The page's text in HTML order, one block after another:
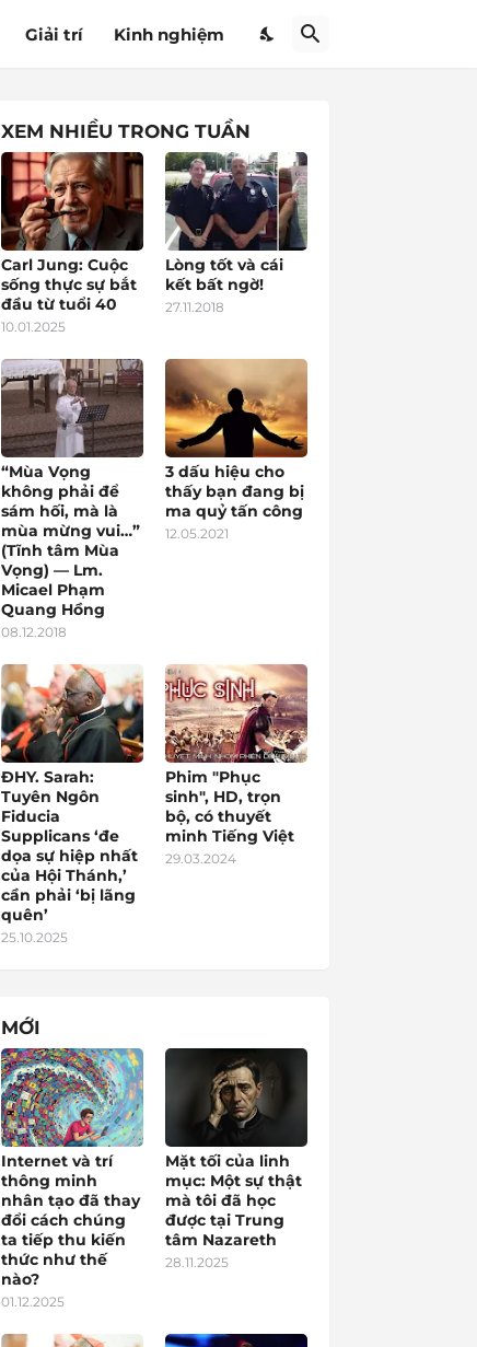
Giải trí Kinh nghiệm
XEM NHIỀU TRONG TUẦN
Carl Jung: Cuộc
sống thực sự bắt
đầu từ tuổi 40
10.01.2025
Lòng tốt và cái
kết bất ngờ!
27.11.2018
“Mùa Vọng
không phải để
sám hối, mà là
mùa mừng vui…”
(Tĩnh tâm Mùa
Vọng) — Lm.
Micael Phạm
Quang Hồng
08.12.2018
3 dấu hiệu cho
thấy bạn đang bị
ma quỷ tấn công
12.05.2021
ĐHY. Sarah:
Tuyên Ngôn
Fiducia
Supplicans ‘đe
dọa sự hiệp nhất
của Hội Thánh,’
cần phải ‘bị lãng
quên’
25.10.2025
Phim "Phục
sinh", HD, trọn
bộ, có thuyết
minh Tiếng Việt
29.03.2024
MỚI
Internet và trí
thông minh
nhân tạo đã thay
đổi cách chúng
ta tiếp thu kiến
thức như thế
nào?
01.12.2025
Mặt tối của linh
mục: Một sự thật
mà tôi đã học
được tại Trung
tâm Nazareth
28.11.2025